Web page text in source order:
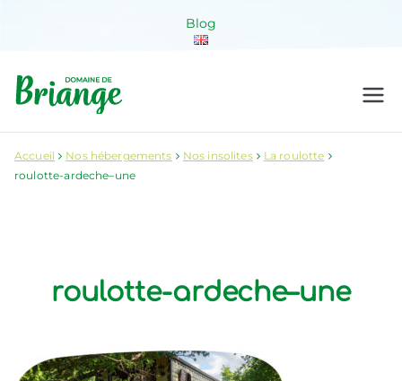
Blog
Briange
Accueil Nos hébergements Nos insolites
La roulotte
roulotte-ardeche–une
roulotte-ardeche–une